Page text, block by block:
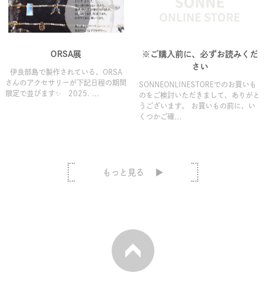
ORSA展
伊良部島で製作されている、ORSA
さんのアクセサリーが下記日程の期間
限定で並びます✨ 2025. ...
※ご購入前に、必ずお読みくだ
さい
SONNEONLINESTOREでのお買いも
のをご検討いただきまして、ありがと
うございます。 お買いもの前に、い
くつかご確...
もっと見る